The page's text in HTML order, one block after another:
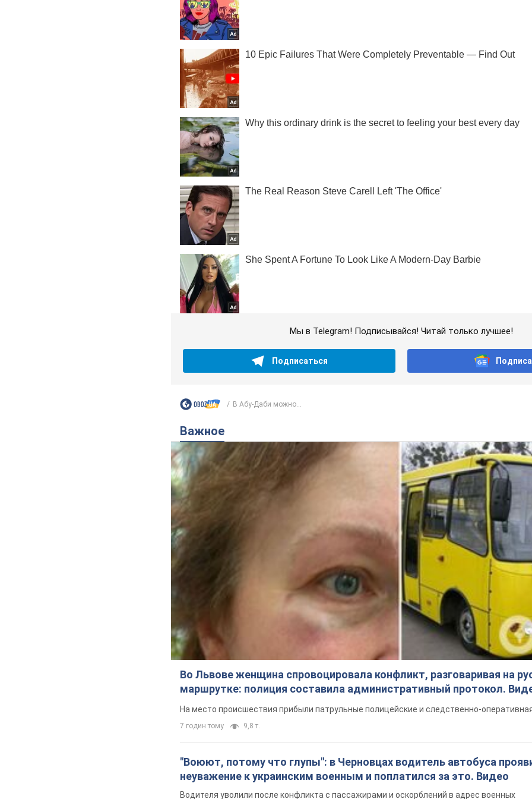
Мы в Telegram! Подписывайся! Читай только лучшее!
Подписаться
В Абу-Даби можно...
Важное
Во Львове женщина спровоцировала конфликт, разговаривая на
маршрутке: полиция составила административный протокол.
На место происшествия прибыли патрульные полицейские и следственно-
7 годин тому 9,8 т.
"Воюют, потому что глупы": в Черновцах водитель автобуса
неуважение к украинским военным и поплатился за это. Видео
Водителя уволили после конфликта с пассажирами и оскорблений в адрес военных